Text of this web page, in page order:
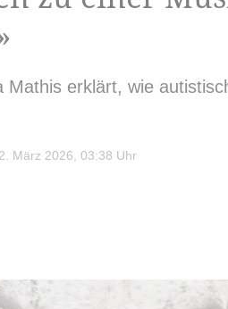
Mathis erklärt, wie
März 2026, 03:38 Uhr